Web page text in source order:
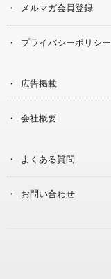
メルマガ会員登録
プライバシーポリシー
広告掲載
会社概要
よくある質問
お問い合わせ